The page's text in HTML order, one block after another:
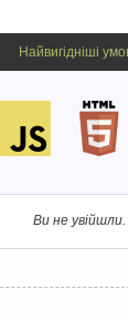
Найвигідніші
Ви не увійшли.